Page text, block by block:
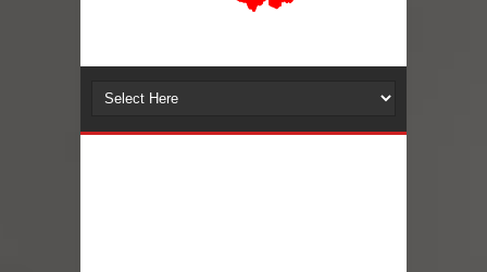
Dos internos intentaron escapar por
Temporal obliga a cerrar